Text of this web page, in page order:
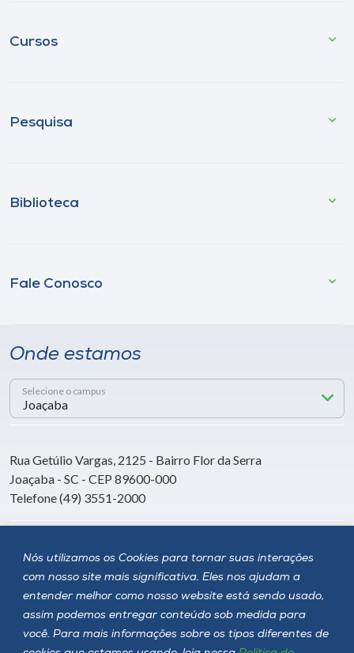
Nós utilizamos os Cookies para tornar suas interações
com nosso site mais significativa. Eles nos ajudam a
entender melhor como nosso website está sendo usado,
assim podemos entregar conteúdo sob medida para
você. Para mais informações sobre os tipos diferentes de
Cursos
Pesquisa
Biblioteca
Fale Conosco
Onde estamos
Selecione o campus
Rua Getúlio Vargas, 2125 - Bairro Flor da Serra
Joaçaba - SC - CEP 89600-000
Telefone (49) 3551-2000
Siga a Unoesc